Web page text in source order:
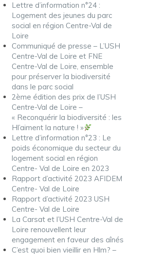
Lettre d’information n°24 :
Logement des jeunes du parc
social en région Centre-Val de
Loire
Communiqué de presse – L’USH
Centre-Val de Loire et FNE
Centre-Val de Loire, ensemble
pour préserver la biodiversité
dans le parc social
2ème édition des prix de l’USH
Centre-Val de Loire –
« Reconquérir la biodiversité : les
Hl’aiment la nature ! »
Lettre d’information n°23 : Le
poids économique du secteur du
logement social en région
Centre- Val de Loire en 2023
Rapport d’activité 2023 AFIDEM
Centre- Val de Loire
Rapport d’activité 2023 USH
Centre- Val de Loire
La Carsat et l’USH Centre-Val de
Loire renouvellent leur
engagement en faveur des aînés
C’est quoi bien vieillir en Hlm? –